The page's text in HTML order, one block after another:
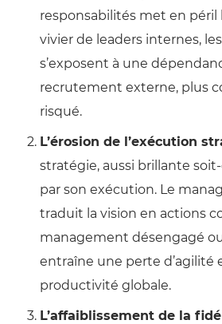
responsabilités met en péril
vivier de leaders internes,
s’exposent à une
recrutement externe, plus
risqué.
L’érosion de l’exécution
stratégie, aussi brillante
par son exécution. Le
traduit la vision en actions
management désengagé
entraîne une perte d’agilité
productivité globale.
L’affaiblissement de la